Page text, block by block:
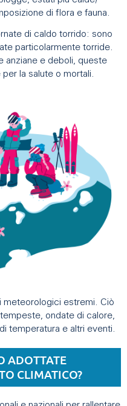
di flora e fauna.
di caldo torrido: sono
particolarmente torride.
anziane e deboli, queste
la salute o mortali.
meteorologici estremi. Ciò
ondate di calore,
temperatura e altri eventi.
ADOTTATE
CLIMATICO?